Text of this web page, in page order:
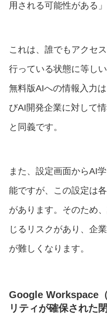
用される可能性がある
これは、誰でもアクセ
行っている状態に等し
無料版AIへの情報入力
びAI開発企業に対して
と同義です。
また、設定画面からAI
能ですが、この設定は
があります。そのため
じるリスクがあり、企
が難しくなります。
Google Workspace
リティが確保された